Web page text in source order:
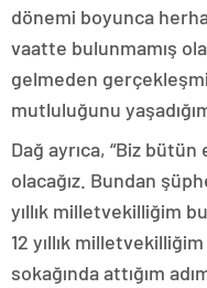
dönemi boyunca
vaatte bulunmamış
gelmeden
mutluluğunu
Dağ ayrıca, “Biz
olacağız. Bundan
yıllık milletvekilliğim
12 yıllık
sokağında attığım